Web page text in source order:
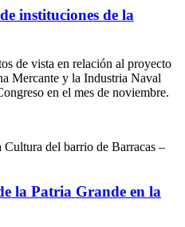
instituciones de la
de vista en relación al proyecto
Mercante y la Industria Naval
en el mes de noviembre.
Cultura del barrio de Barracas –
la Patria Grande en la